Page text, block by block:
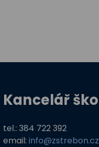
Kancelář
tel.: 384 722 392
email: info@zstrebon.cz